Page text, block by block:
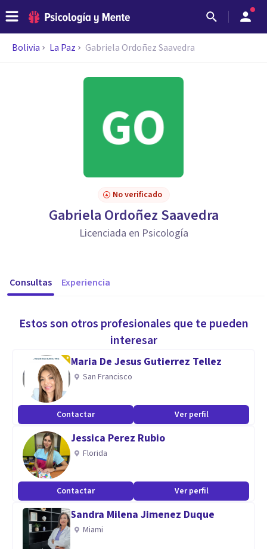
Bolivia La Paz Gabriela Ordoñez Saavedra
No verificado
Gabriela Ordoñez Saavedra
Licenciada en Psicología
Consultas Experiencia
Estos son otros profesionales que te pueden
interesar
Maria De Jesus Gutierrez Tellez
San Francisco
Contactar Ver perfil
Jessica Perez Rubio
Florida
Contactar Ver perfil
Sandra Milena Jimenez Duque
Miami